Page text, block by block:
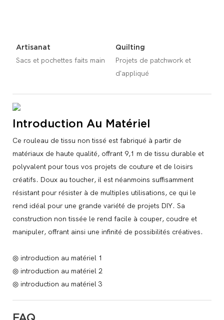
Artisanat
Sacs et pochettes faits main
Quilting
Projets de patchwork et
d'appliqué
Introduction Au Matériel
Ce rouleau de tissu non tissé est fabriqué à partir de
matériaux de haute qualité, offrant 9,1 m de tissu durable et
polyvalent pour tous vos projets de couture et de loisirs
créatifs. Doux au toucher, il est néanmoins suffisamment
résistant pour résister à de multiples utilisations, ce qui le
rend idéal pour une grande variété de projets DIY. Sa
construction non tissée le rend facile à couper, coudre et
manipuler, offrant ainsi une infinité de possibilités créatives.
◎ introduction au matériel 1
◎ introduction au matériel 2
◎ introduction au matériel 3
FAQ